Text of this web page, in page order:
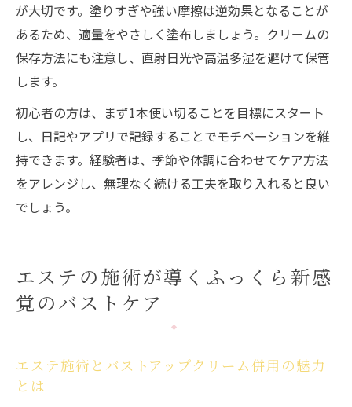
が大切です。塗りすぎや強い摩擦は逆効果となることが
あるため、適量をやさしく塗布しましょう。クリームの
保存方法にも注意し、直射日光や高温多湿を避けて保管
します。
初心者の方は、まず1本使い切ることを目標にスタート
し、日記やアプリで記録することでモチベーションを維
持できます。経験者は、季節や体調に合わせてケア方法
をアレンジし、無理なく続ける工夫を取り入れると良い
でしょう。
エステの施術が導くふっくら新感
覚のバストケア
エステ施術とバストアップクリーム併用の魅力
とは